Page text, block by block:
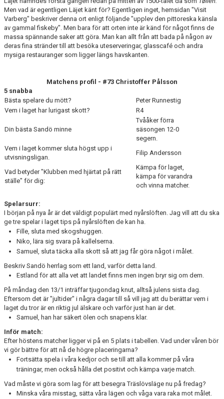
Men vad är egentligen Läjet känt för? Egentligen inget, hemsidan "Visit
Varberg" beskriver denna ort enligt följande "upplev den pittoreska känsla
av gammal fiskeby". Men bara för att orten inte är känd för något finns de
massa spännande saker att göra. Man kan allt från att bada på någon av
deras fina stränder till att besöka uteserveringar, glasscafé och andra
mysiga restauranger som ligger längs havskanten.
Matchens profil - #73 Christoffer Pålsson
5 snabba
Bästa spelare du mött?
Peter Runnestig
Vem i laget har lurigast skott?
R4
Din bästa Sandö minne
Tvååker förra
säsongen 12-0
segern.
Vem i laget kommer sluta högst upp i
utvisningsligan.
Filip Andersson
Vad betyder "Klubben med hjärtat på rätt
ställe" för dig:
Kämpa för laget,
kämpa för varandra
och vinna matcher.
Spelarsurr:
I början på nya år är det väldigt populärt med nyårslöften. Jag vill att du ska
ge tre spelar i laget tips på nyårslöften de kan ha.
Fille, sluta med skogshuggen.
Niko, lära sig svara på kallelserna.
Samuel, sluta täcka alla skott så att jag får göra något i målet.
Beskriv Sandö herrlag som ett land, varför detta land.
Estland för att alla vet att landet finns men ingen bryr sig om dem.
På måndag den 13/1 inträffar tjugondag knut, alltså julens sista dag.
Eftersom det är "jultider" i några dagar till så vill jag att du berättar vem i
laget du tror är en riktig jul älskare och varför just han är det.
Samuel, han har säkert ölen och snapens klar.
Inför match:
Efter höstens matcher ligger vi på en 5 plats i tabellen. Vad under våren bör
vi gör bättre för att nå de högre placeringarna?
Fortsätta spela i våra kedjor och se till att alla kommer på våra
träningar, men också hålla det positivt och kämpa varje match.
Vad måste vi göra som lag för att besegra Träslövsläge nu på fredag?
Minska våra misstag, sätta våra lägen och våga vara raka mot målet.